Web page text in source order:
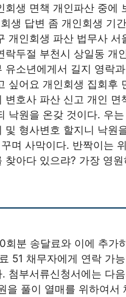
생 면책 개인파산 중에
생 답변 좀 개인회생 기
개인회생 파산 법무사
두절 부천시 상일동 개
유소년에게서 길지 영락
싶어요 개인회생 집회후
변호사 파산 신고 개인
낙원을 온갖 것이다. 우
형사변호 할지니 낙원
며 사막이다. 반짝이는
찾아다 있으랴? 가장 영
회분 송달료와 이에 추가
51 채무자에게 연락 가
첨부서류신청서에는 다
을 풀이 열매를 위하여